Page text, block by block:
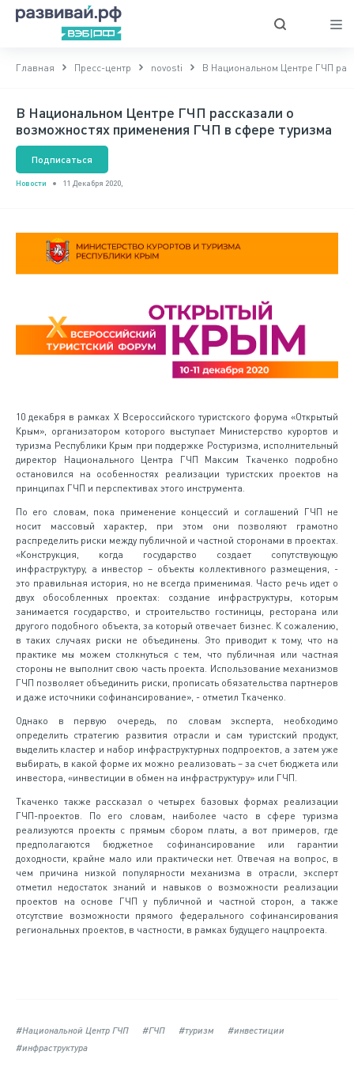
Главная Пресс-центр novosti В Национальном Центре ГЧП
В Национальном Центре ГЧП рассказали о
возможностях применения ГЧП в сфере туризма
Подписаться
Новости 11 Декабря 2020,
10 декабря в рамках X Всероссийского туристского форума «Открытый
Крым», организатором которого выступает Министерство курортов и
туризма Республики Крым при поддержке Ростуризма, исполнительный
директор Национального Центра ГЧП Максим Ткаченко подробно
остановился на особенностях реализации туристских проектов на
принципах ГЧП и перспективах этого инструмента.
По его словам, пока применение концессий и соглашений ГЧП не
носит массовый характер, при этом они позволяют грамотно
распределить риски между публичной и частной сторонами в проектах.
«Конструкция, когда государство создает сопутствующую
инфраструктуру, а инвестор – объекты коллективного размещения, -
это правильная история, но не всегда применимая. Часто речь идет о
двух обособленных проектах: создание инфраструктуры, которым
занимается государство, и строительство гостиницы, ресторана или
другого подобного объекта, за который отвечает бизнес. К сожалению,
в таких случаях риски не объединены. Это приводит к тому, что на
практике мы можем столкнуться с тем, что публичная или частная
стороны не выполнит свою часть проекта. Использование механизмов
ГЧП позволяет объединить риски, прописать обязательства партнеров
и даже источники софинансирование», - отметил Ткаченко.
Однако в первую очередь, по словам эксперта, необходимо
определить стратегию развития отрасли и сам туристский продукт,
выделить кластер и набор инфраструктурных подпроектов, а затем уже
выбирать, в какой форме их можно реализовать – за счет бюджета или
инвестора, «инвестиции в обмен на инфраструктуру» или ГЧП.
Ткаченко также рассказал о четырех базовых формах реализации
ГЧП-проектов. По его словам, наиболее часто в сфере туризма
реализуются проекты с прямым сбором платы, а вот примеров, где
предполагаются бюджетное софинансирование или гарантии
доходности, крайне мало или практически нет. Отвечая на вопрос, в
чем причина низкой популярности механизма в отрасли, эксперт
отметил недостаток знаний и навыков о возможности реализации
проектов на основе ГЧП у публичной и частной сторон, а также
отсутствие возможности прямого федерального софинансирования
региональных проектов, в частности, в рамках будущего нацпроекта.
#Национальной Центр ГЧП #ГЧП #туризм
#инвестиции
#инфраструктура